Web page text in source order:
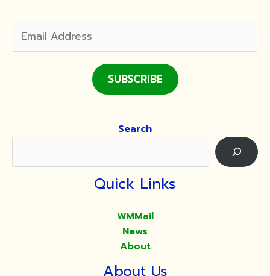
ร.๙
SUBSCRIBE
Search
Quick Links
WMMail
News
About
About Us